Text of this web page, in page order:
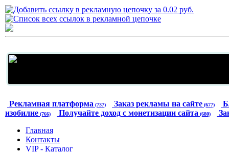
Рекламная платформа (737) Заказ рекламы на сайте (677)
изобилие (766) Получайте доход с монетизации сайта (680)
Главная
Контакты
VIP - Каталог